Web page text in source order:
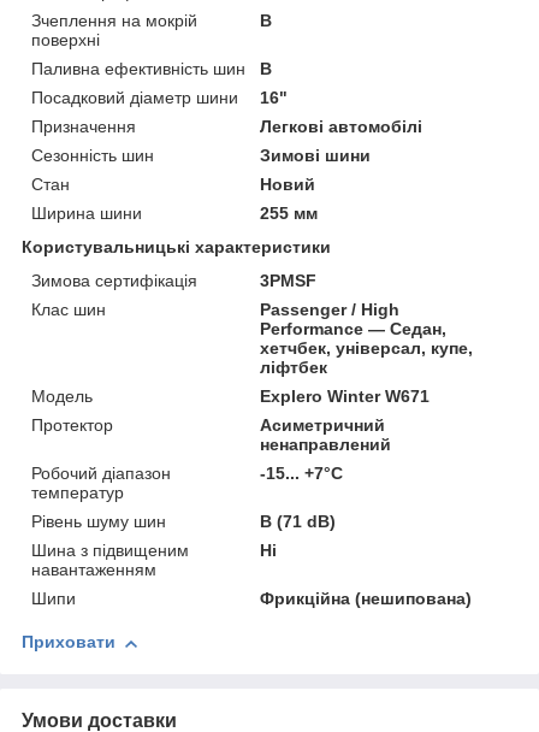
Зчеплення на мокрій
поверхні
B
Паливна ефективність шин
B
Посадковий діаметр шини
16"
Призначення
Легкові автомобілі
Сезонність шин
Зимові шини
Стан
Новий
Ширина шини
255 мм
Користувальницькі характеристики
Зимова сертифікація
3PMSF
Клас шин
Passenger / High
Performance — Седан,
хетчбек, універсал, купе,
ліфтбек
Мoдель
Explero Winter W671
Протектор
Асиметричний
ненаправлений
Робочий діапазон
температур
-15... +7°C
Рівень шуму шин
B (71 dB)
Шина з підвищеним
навантаженням
Ні
Шипи Фрикційна (нешипована)
Приховати
Умови доставки